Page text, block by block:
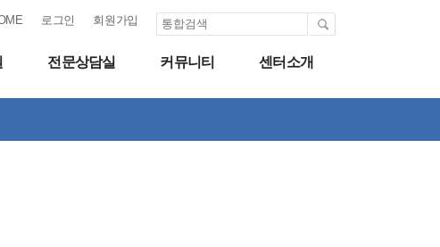
로그인 회원가입
전문상담실 커뮤니티 센터소개